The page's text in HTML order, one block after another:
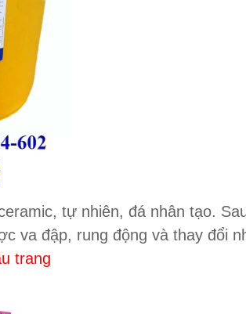
tự nhiên, đá nhân tạo.
va đập, rung động và thay đổi
trang